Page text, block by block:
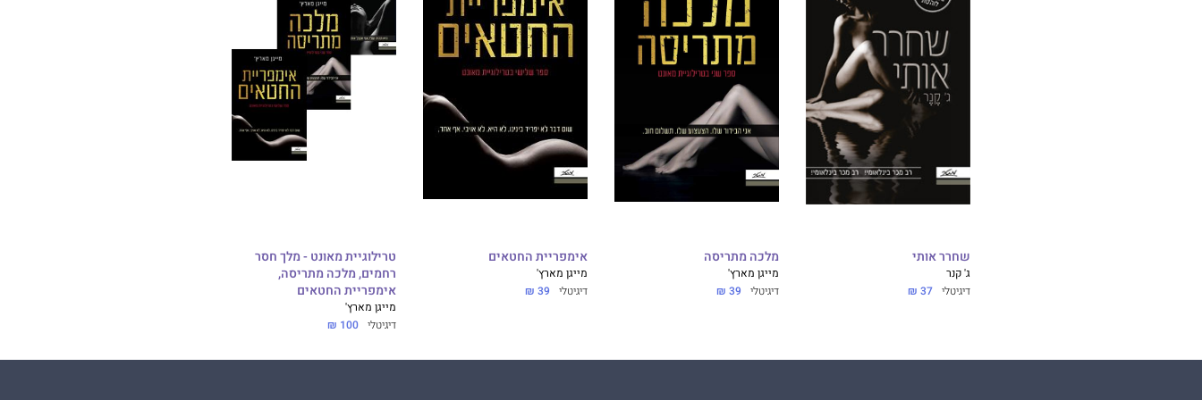
ארוטית.
בעברה של מארץ' משלחי יד כמו מכירת חלקי חילוף, התאמת הלבשה תחתונה, ייצור
תכשיטים לפי הזמנה ועיסוק במשפט תאגידי. כתיבת ספרים על זכרי אלפא
שמדברים בגסות ועל נשים חזקות ונועזות שמורידות את הגברים על הברכיים היא
העבודה הכי מהממת שאי-פעם עסקה בה.
"הספר הזה המם אותי בצורה הכי טובה שיש! חמישה כוכבים למלך חסר רחמים!"
קרלי פיליפס, "וולסטריט ג'ורנל"
שחרר אותי
ג' קנר
דיגיטלי 37 ₪
מלכה מתריסה
מייגן מארץ'
דיגיטלי 39 ₪
אימפריית החטאים
מייגן מארץ'
דיגיטלי 39 ₪
טרילוגיית מאונט - מלך חסר
רחמים, מלכה מתריסה,
אימפריית החטאים
מייגן מארץ'
דיגיטלי 100 ₪